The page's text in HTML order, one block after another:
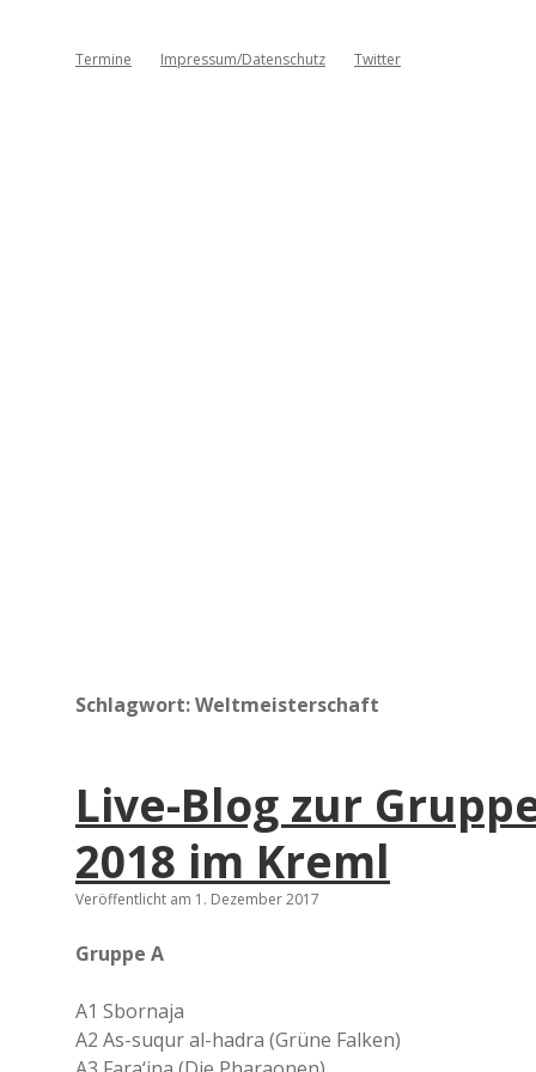
Termine Impressum/Datenschutz Twitter
Schlagwort:Weltmeisterschaft
Live-Blog zur
2018 im Kreml
Veröffentlicht am 1. Dezember 2017
Gruppe A
A1 Sbornaja
A2 As-suqur al-hadra (Grüne Falken)